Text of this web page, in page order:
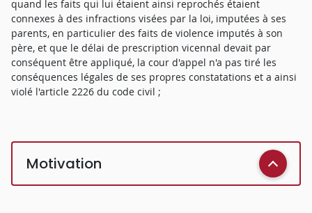
quand les faits qui lui étaient ainsi reprochés étaient
connexes à des infractions visées par la loi, imputées à ses
parents, en particulier des faits de violence imputés à son
père, et que le délai de prescription vicennal devait par
conséquent être appliqué, la cour d'appel n'a pas tiré les
conséquences légales de ses propres constatations et a ainsi
violé l'article 2226 du code civil ;
Motivation